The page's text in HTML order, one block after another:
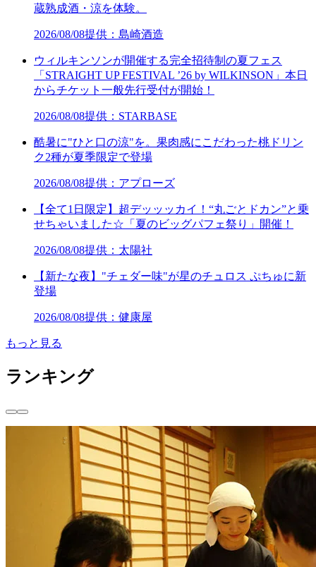
蔵熟成酒・涼を体験。
2026/08/08提供：島崎酒造
ウィルキンソンが開催する完全招待制の夏フェス
「STRAIGHT UP FESTIVAL ’26 by WILKINSON」本日
からチケット一般先行受付が開始！
2026/08/08提供：STARBASE
酷暑に"ひと口の涼"を。果肉感にこだわった桃ドリン
ク2種が夏季限定で登場
2026/08/08提供：アプローズ
【全て1日限定】超デッッッカイ！“丸ごとドカン”と乗
せちゃいました☆「夏のビッグパフェ祭り」開催！
2026/08/08提供：太陽社
【新たな夜】"チェダー味"が星のチュロス ぷちゅに新
登場
2026/08/08提供：健康屋
もっと見る
ランキング